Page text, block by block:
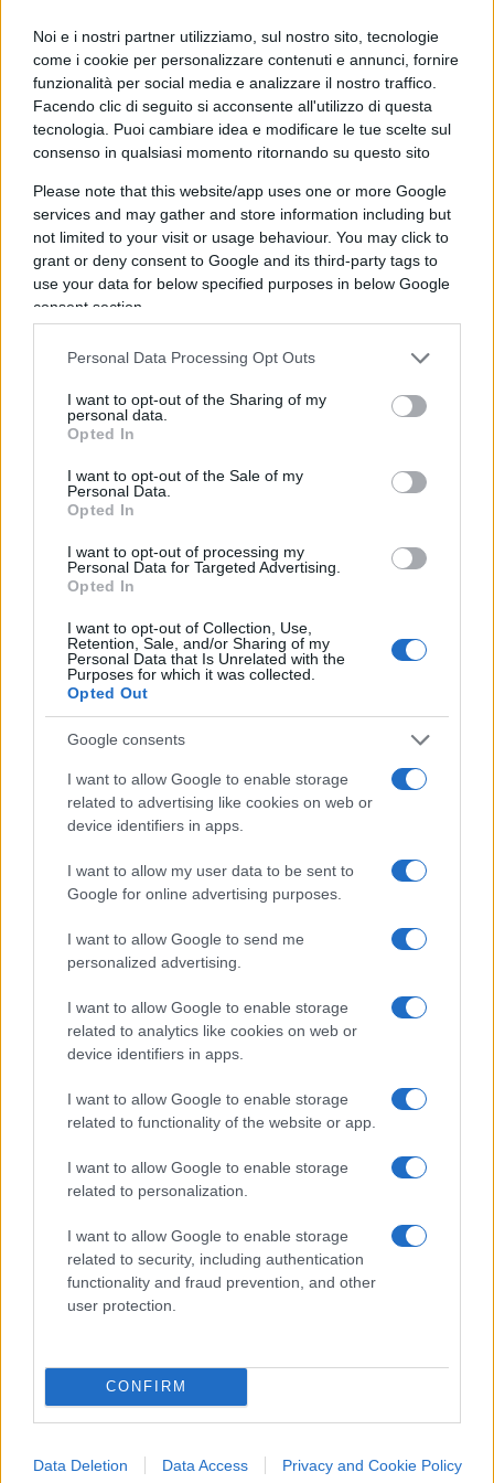
Noi e i nostri partner utilizziamo, sul nostro sito, tecnologie
come i cookie per personalizzare contenuti e annunci, fornire
funzionalità per social media e analizzare il nostro traffico.
Facendo clic di seguito si acconsente all'utilizzo di questa
tecnologia. Puoi cambiare idea e modificare le tue scelte sul
consenso in qualsiasi momento ritornando su questo sito
Please note that this website/app uses one or more Google
services and may gather and store information including but
not limited to your visit or usage behaviour. You may click to
grant or deny consent to Google and its third-party tags to
use your data for below specified purposes in below Google
consent section.
Personal Data Processing Opt Outs
I want to opt-out of the Sharing of my
personal data.
Opted In
I want to opt-out of the Sale of my
Personal Data.
Opted In
I want to opt-out of processing my
Personal Data for Targeted Advertising.
Opted In
I want to opt-out of Collection, Use,
Retention, Sale, and/or Sharing of my
Personal Data that Is Unrelated with the
Purposes for which it was collected.
Opted Out
Google consents
I want to allow Google to enable storage
related to advertising like cookies on web or
device identifiers in apps.
I want to allow my user data to be sent to
Google for online advertising purposes.
I want to allow Google to send me
personalized advertising.
I want to allow Google to enable storage
related to analytics like cookies on web or
device identifiers in apps.
I want to allow Google to enable storage
related to functionality of the website or app.
I want to allow Google to enable storage
related to personalization.
I want to allow Google to enable storage
related to security, including authentication
functionality and fraud prevention, and other
user protection.
CONFIRM
Data Deletion Data Access Privacy and Cookie Policy
l’Italia e la Francia, giunta persino a richiamare a
Parigi il proprio ambasciatore. Questa vicenda ha
due aspetti essenziali: la faciloneria di Giggino e
Dibba, e la reazione isterica ed eccessiva di
Macron. È da un po’ che dalle parti del M5S c’è la
tempo fa Di Maio aveva già tentato, senza alcun
successo, di corteggiare pubblicamente questo
variegato e talvolta indecifrabile movimento di
protesta che sta creando seri grattacapi
all’inquilino dell’Eliseo. Poi qualcosa deve essere
cambiato ed è arrivata finalmente la stretta di
Il malcontento che muove questa piazza ha le sue
buone ragioni, però alla testa dei gilet c’è un po’ di
tutto e quindi, anche individui non proprio
raccomandabili e propensi alla violenza. Sarebbe
Di Maio e non più ragazzi anti-sistema, studiare
ancora questo fenomeno dei gilet gialli prima di
sposarlo in toto.
Inoltre, la coerenza va a farsi benedire e gli sfottò
giungono implacabili, quando ci si dichiara
contrari alle ingerenze in altri Paesi, per motivare
il mancato riconoscimento del venezuelano
Guaidò, e poi si va a ficcare il naso in Francia. Qui
su Atlantico non abbiamo certo soggezione o
complessi d’inferiorità verso i cugini d’oltralpe, ma
se c’è da litigare con Macron, sarebbe meglio farlo
su questioni assai più utili tipo l’Ue, i rapporti e i
trattati all’interno di essa, l’immigrazione e i
terroristi italiani ancora presenti in Francia, i quali
dovrebbero andare a tenere compagnia a Cesare
comunque far dimenticare alcuni comportamenti
sgradevoli e colpevoli del presidente francese e
ancor meno, portare ad una sciocca solidarietà
come quella esibita dal Pd attraverso il tricolore di
Francia. La povertà intellettuale del Movimento 5
Stelle non può essere combattuta con altra
miseria. Gli insulti fra Roma e Parigi, non
dimentichiamolo, hanno avuto inizio proprio da
italiano vomitevole, in un momento in cui non
giungevano peraltro provocazioni di nessun tipo